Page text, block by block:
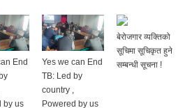
End
by us
Yes we can End
TB: Led by
country ,
Powered by us
बेरोजगार व्यक्तिको
सूचिमा सूचिकृत हुने
सम्बन्धी सूचना !